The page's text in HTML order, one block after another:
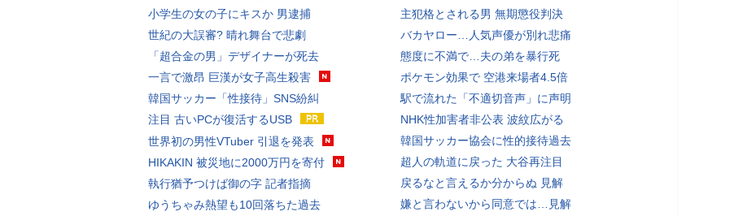
小学生の女の子にキスか 男逮捕
世紀の大誤審? 晴れ舞台で悲劇
「超合金の男」デザイナーが死去
一言で激昂 巨漢が女子高生殺害
韓国サッカー「性接待」SNS紛糾
注目 古いPCが復活するUSB
世界初の男性VTuber 引退を発表
HIKAKIN 被災地に2000万円を寄付
執行猶予つけば御の字 記者指摘
ゆうちゃみ熱望も10回落ちた過去
主犯格とされる男 無期懲役判決
バカヤロー…人気声優が別れ悲痛
態度に不満で…夫の弟を暴行死
ポケモン効果で 空港来場者4.5倍
駅で流れた「不適切音声」に声明
NHK性加害者非公表 波紋広がる
韓国サッカー協会に性的接待過去
超人の軌道に戻った 大谷再注目
戻るなと言えるか分からぬ 見解
嫌と言わないから同意では…見解